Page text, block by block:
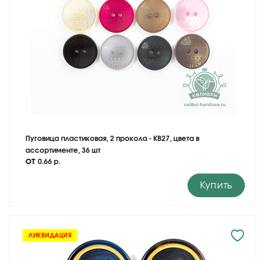
Пуговица пластиковая, 2 прокола - KB27, цвета в
ассортименте, 36 шт
от 0.66 р.
Купить
ЛИКВИДАЦИЯ